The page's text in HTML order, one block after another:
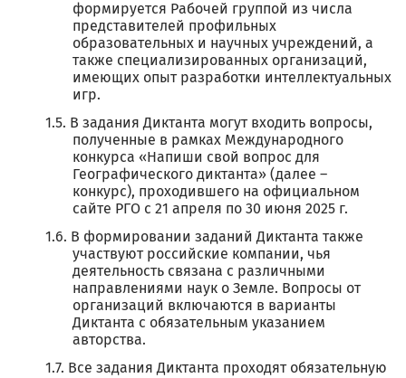
формируется Рабочей группой из числа
представителей профильных
образовательных и научных учреждений, а
также специализированных организаций,
имеющих опыт разработки интеллектуальных
игр.
В задания Диктанта могут входить вопросы,
полученные в рамках Международного
конкурса «Напиши свой вопрос для
Географического диктанта» (далее –
конкурс), проходившего на официальном
сайте РГО с 21 апреля по 30 июня 2025 г.
В формировании заданий Диктанта также
участвуют российские компании, чья
деятельность связана с различными
направлениями наук о Земле. Вопросы от
организаций включаются в варианты
Диктанта с обязательным указанием
авторства.
Все задания Диктанта проходят обязательную